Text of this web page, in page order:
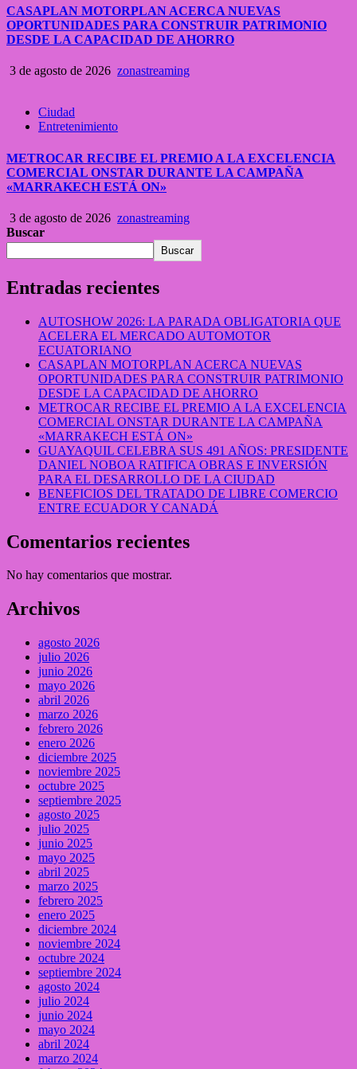
CASAPLAN MOTORPLAN ACERCA NUEVAS
OPORTUNIDADES PARA CONSTRUIR PATRIMONIO
DESDE LA CAPACIDAD DE AHORRO
3 de agosto de 2026 zonastreaming
Ciudad
Entretenimiento
METROCAR RECIBE EL PREMIO A LA EXCELENCIA
COMERCIAL ONSTAR DURANTE LA CAMPAÑA
«MARRAKECH ESTÁ ON»
3 de agosto de 2026 zonastreaming
Buscar
Buscar
Entradas recientes
AUTOSHOW 2026: LA PARADA OBLIGATORIA QUE
ACELERA EL MERCADO AUTOMOTOR
ECUATORIANO
CASAPLAN MOTORPLAN ACERCA NUEVAS
OPORTUNIDADES PARA CONSTRUIR PATRIMONIO
DESDE LA CAPACIDAD DE AHORRO
METROCAR RECIBE EL PREMIO A LA EXCELENCIA
COMERCIAL ONSTAR DURANTE LA CAMPAÑA
«MARRAKECH ESTÁ ON»
GUAYAQUIL CELEBRA SUS 491 AÑOS: PRESIDENTE
DANIEL NOBOA RATIFICA OBRAS E INVERSIÓN
PARA EL DESARROLLO DE LA CIUDAD
BENEFICIOS DEL TRATADO DE LIBRE COMERCIO
ENTRE ECUADOR Y CANADÁ
Comentarios recientes
No hay comentarios que mostrar.
Archivos
agosto 2026
julio 2026
junio 2026
mayo 2026
abril 2026
marzo 2026
febrero 2026
enero 2026
diciembre 2025
noviembre 2025
octubre 2025
septiembre 2025
agosto 2025
julio 2025
junio 2025
mayo 2025
abril 2025
marzo 2025
febrero 2025
enero 2025
diciembre 2024
noviembre 2024
octubre 2024
septiembre 2024
agosto 2024
julio 2024
junio 2024
mayo 2024
abril 2024
marzo 2024